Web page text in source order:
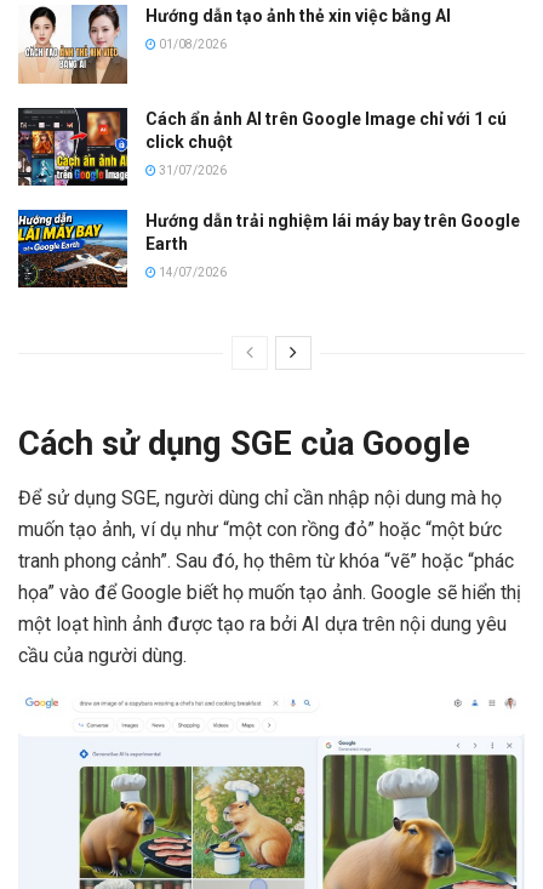
Hướng dẫn tạo ảnh thẻ xin việc bằng AI
01/08/2026
Cách ẩn ảnh AI trên Google Image chỉ với 1 cú
click chuột
31/07/2026
Hướng dẫn trải nghiệm lái máy bay trên Google
Earth
14/07/2026
Cách sử dụng SGE của Google
Để sử dụng SGE, người dùng chỉ cần nhập nội dung mà họ
muốn tạo ảnh, ví dụ như “một con rồng đỏ” hoặc “một bức
tranh phong cảnh”. Sau đó, họ thêm từ khóa “vẽ” hoặc “phác
họa” vào để Google biết họ muốn tạo ảnh. Google sẽ hiển thị
một loạt hình ảnh được tạo ra bởi AI dựa trên nội dung yêu
cầu của người dùng.